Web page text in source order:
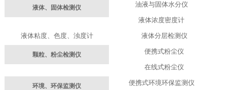
液体、固体检测仪 油液与固体水分仪
液体浓度密度计
液体粘度、色度、浊度计 液体分层检测仪
颗粒、粉尘检测仪 便携式粉尘仪
在线式粉尘仪
环境、环保监测仪 便携式环境环保监测仪